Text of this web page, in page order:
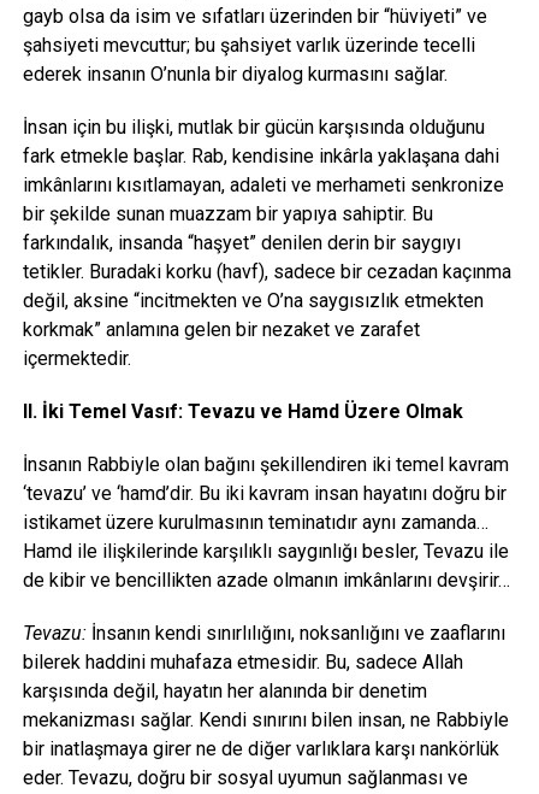
gayb olsa da isim ve sıfatları üzerinden bir “hüviyeti” ve
şahsiyeti mevcuttur; bu şahsiyet varlık üzerinde tecelli
ederek insanın O’nunla bir diyalog kurmasını sağlar.
İnsan için bu ilişki, mutlak bir gücün karşısında olduğunu
fark etmekle başlar. Rab, kendisine inkârla yaklaşana dahi
imkânlarını kısıtlamayan, adaleti ve merhameti senkronize
bir şekilde sunan muazzam bir yapıya sahiptir. Bu
farkındalık, insanda “haşyet” denilen derin bir saygıyı
tetikler. Buradaki korku (havf), sadece bir cezadan kaçınma
değil, aksine “incitmekten ve O’na saygısızlık etmekten
korkmak” anlamına gelen bir nezaket ve zarafet
içermektedir.
II. İki Temel Vasıf: Tevazu ve Hamd Üzere Olmak
İnsanın Rabbiyle olan bağını şekillendiren iki temel kavram
‘tevazu’ ve ‘hamd’dir. Bu iki kavram insan hayatını doğru bir
istikamet üzere kurulmasının teminatıdır aynı zamanda…
Hamd ile ilişkilerinde karşılıklı saygınlığı besler, Tevazu ile
de kibir ve bencillikten azade olmanın imkânlarını devşirir…
Tevazu:İnsanın kendi sınırlılığını, noksanlığını ve zaaflarını
bilerek haddini muhafaza etmesidir. Bu, sadece Allah
karşısında değil, hayatın her alanında bir denetim
mekanizması sağlar. Kendi sınırını bilen insan, ne Rabbiyle
bir inatlaşmaya girer ne de diğer varlıklara karşı nankörlük
eder. Tevazu, doğru bir sosyal uyumun sağlanması ve